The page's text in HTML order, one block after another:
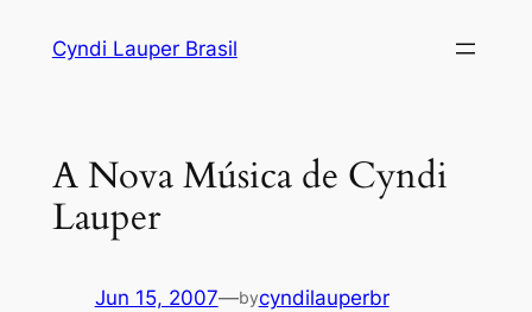
Cyndi Lauper Brasil
A Nova Música de Cyndi
Lauper
Jun 15, 2007—bycyndilauperbr